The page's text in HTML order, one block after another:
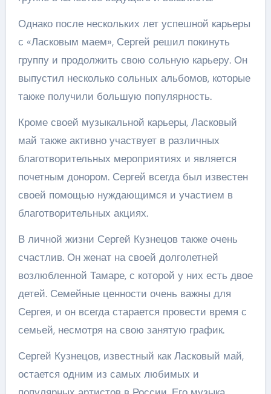
Однако после нескольких лет успешной карьеры
с «Ласковым маем», Сергей решил покинуть
группу и продолжить свою сольную карьеру. Он
выпустил несколько сольных альбомов, которые
также получили большую популярность.
Кроме своей музыкальной карьеры, Ласковый
май также активно участвует в различных
благотворительных мероприятиях и является
почетным донором. Сергей всегда был известен
своей помощью нуждающимся и участием в
благотворительных акциях.
В личной жизни Сергей Кузнецов также очень
счастлив. Он женат на своей долголетней
возлюбленной Тамаре, с которой у них есть двое
детей. Семейные ценности очень важны для
Сергея, и он всегда старается провести время с
семьей, несмотря на свою занятую график.
Сергей Кузнецов, известный как Ласковый май,
остается одним из самых любимых и